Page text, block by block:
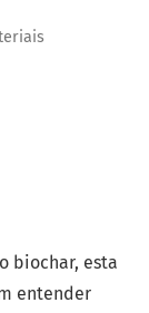
biochar, esta
entender